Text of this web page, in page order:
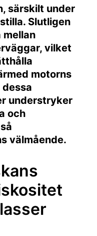
särskilt under
Slutligen
vilket
motorns
understryker
och
välmående.